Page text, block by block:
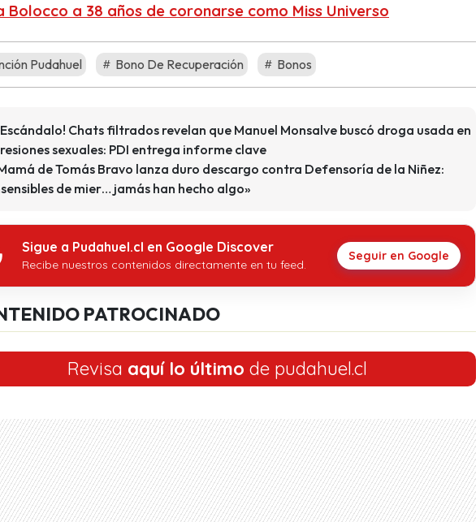
Bolocco a 38 años de coronarse como Miss Universo
Pudahuel Bono De Recuperación Bonos
Chats filtrados revelan que Manuel Monsalve buscó droga usada en
sexuales: PDI entrega informe clave
de Tomás Bravo lanza duro descargo contra Defensoría de la Niñez:
de mier… jamás han hecho algo»
Sigue a Pudahuel.cl en Google Discover
Recibe nuestros contenidos directamente en tu feed.
Seguir en Google
PATROCINADO
Revisa aquí lo último de pudahuel.cl